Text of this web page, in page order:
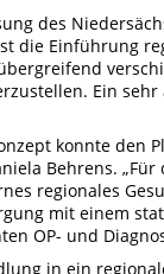
des
die Einführung
Ein
konnte den
Behrens.
regionales
mit einem
OP- und
in ein